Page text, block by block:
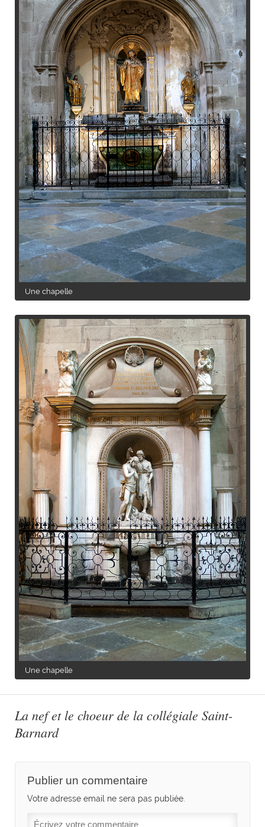
Une chapelle
Une chapelle
La nef et le choeur de la collégiale Saint-
Barnard
Publier un commentaire
Votre adresse email ne sera pas publiée.